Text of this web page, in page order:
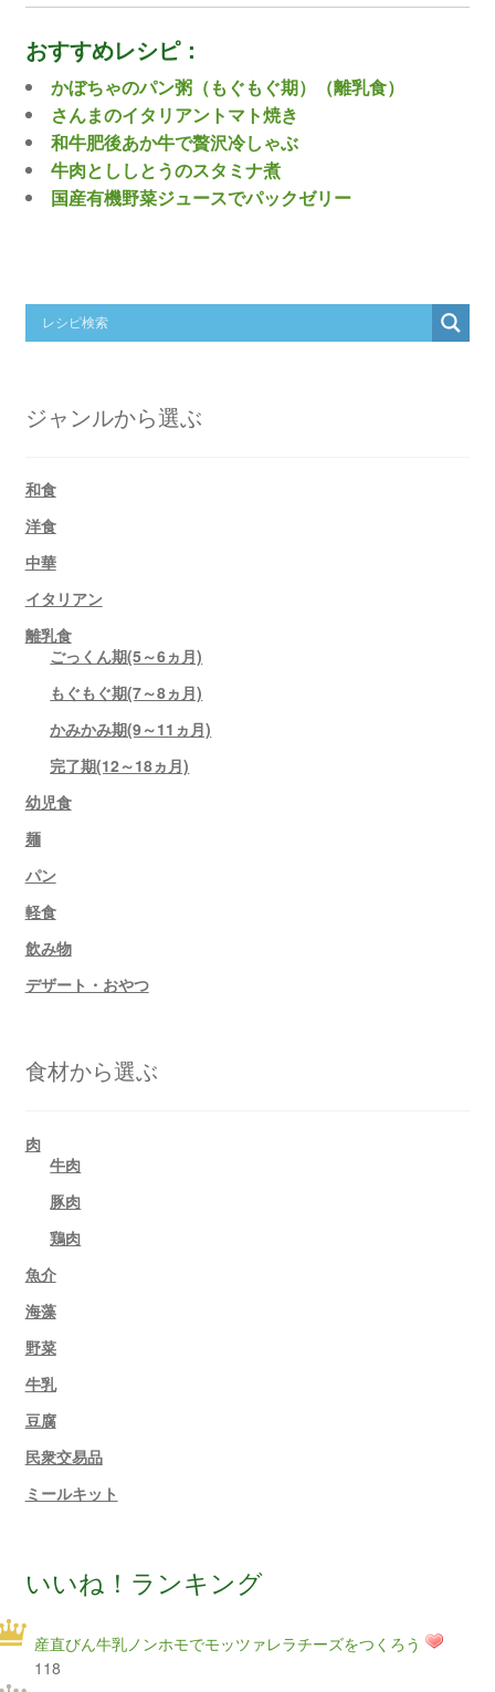
おすすめレシピ：
かぼちゃのパン粥（もぐもぐ期）（離乳食）
さんまのイタリアントマト焼き
和牛肥後あか牛で贅沢冷しゃぶ
牛肉とししとうのスタミナ煮
国産有機野菜ジュースでパックゼリー
ジャンルから選ぶ
和食
洋食
中華
イタリアン
離乳食
ごっくん期(5～6ヵ月)
もぐもぐ期(7～8ヵ月)
かみかみ期(9～11ヵ月)
完了期(12～18ヵ月)
幼児食
麺
パン
軽食
飲み物
デザート・おやつ
食材から選ぶ
肉
牛肉
豚肉
鶏肉
魚介
海藻
野菜
牛乳
豆腐
民衆交易品
ミールキット
いいね！ランキング
産直びん牛乳ノンホモでモッツァレラチーズをつくろう
118